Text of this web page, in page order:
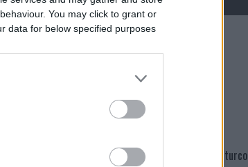
You may click to grant or
data for below specified purposes
Mario Malu
Paolo Pinna
Martina Agostina Diturco